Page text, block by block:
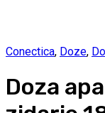
Conectica, Doze,
Doza